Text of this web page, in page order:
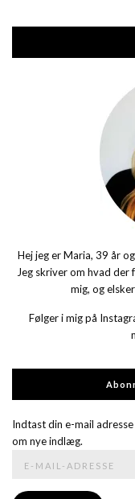
Hej jeg er Maria, 39 år
Jeg skriver om hvad der
mig, og
Følger i mig på
Indtast din e-mail
om nye indlæg.
adresse